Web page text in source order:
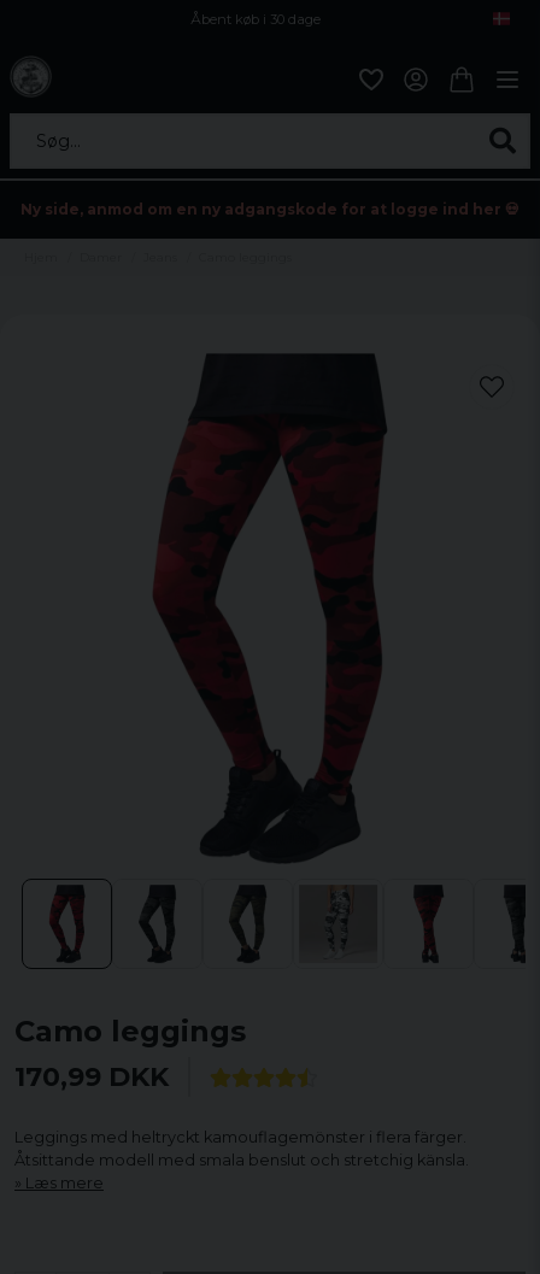
Åbent køb i 30 dage
Søg...
Ny side, anmod om en ny adgangskode for at logge ind her 💀
Camo leggings
170,99 DKK
Leggings med heltryckt kamouflagemönster i flera färger.
Åtsittande modell med smala benslut och stretchig känsla.
Læs mere